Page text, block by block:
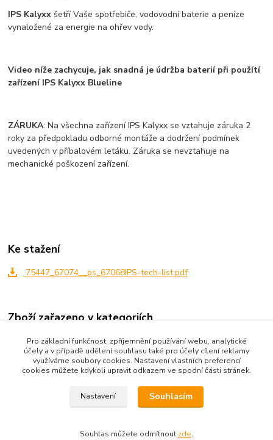
IPS Kalyxx šetří Vaše spotřebiče, vodovodní baterie a peníze
vynaložené za energie na ohřev vody.
Video níže zachycuje, jak snadná je údržba baterií při použítí
zařízení IPS Kalyxx Blueline
ZÁRUKA: Na všechna zařízení IPS Kalyxx se vztahuje záruka 2
roky za předpokladu odborné montáže a dodržení podmínek
uvedených v příbalovém letáku. Záruka se nevztahuje na
mechanické poškození zařízení.
Ke stažení
75447_67074__ps_67068IPS-tech-list.pdf
Zboží zařazeno v kategoriích
ZMĚKČOVAČE VODY IPS KalyxX
IPS KalyxX BlueLine
Pro základní funkčnost, zpříjemnění používání webu, analytické
účely a v případě udělení souhlasu také pro účely cílení reklamy
využíváme soubory cookies. Nastavení vlastních preferencí
cookies můžete kdykoli upravit odkazem ve spodní části stránek.
Nastavení Souhlasím
Souhlas můžete odmítnout zde.